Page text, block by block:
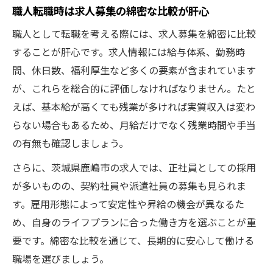
職人転職時は求人募集の綿密な比較が肝心
職人として転職を考える際には、求人募集を綿密に比較
することが肝心です。求人情報には給与体系、勤務時
間、休日数、福利厚生など多くの要素が含まれています
が、これらを総合的に評価しなければなりません。たと
えば、基本給が高くても残業が多ければ実質収入は変わ
らない場合もあるため、月給だけでなく残業時間や手当
の有無も確認しましょう。
さらに、茨城県鹿嶋市の求人では、正社員としての採用
が多いものの、契約社員や派遣社員の募集も見られま
す。雇用形態によって安定性や昇給の機会が異なるた
め、自身のライフプランに合った働き方を選ぶことが重
要です。綿密な比較を通じて、長期的に安心して働ける
職場を選びましょう。